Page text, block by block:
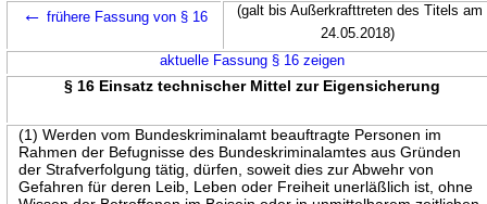
← frühere Fassung von § 16
(galt bis Außerkrafttreten des Titels am
24.05.2018)
aktuelle Fassung § 16 zeigen
§ 16 Einsatz technischer Mittel zur Eigensicherung
(1) Werden vom Bundeskriminalamt beauftragte Personen im
Rahmen der Befugnisse des Bundeskriminalamtes aus Gründen
der Strafverfolgung tätig, dürfen, soweit dies zur Abwehr von
Gefahren für deren Leib, Leben oder Freiheit unerläßlich ist, ohne